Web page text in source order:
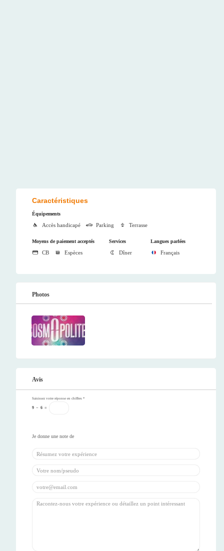
Caractéristiques
Équipements
Accès handicapé Parking Terrasse
Moyens de paiement acceptés
CB Espèces
Services
Dîner
Langues parlées
Français
Photos
Avis
Saisissez votre réponse en chiffres *
9 − 6 =